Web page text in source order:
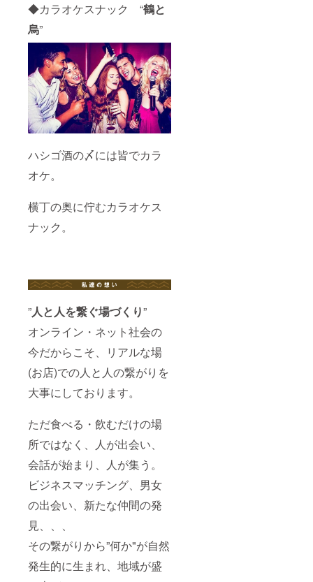
◆カラオケスナック “鶴と
烏”
ハシゴ酒の〆には皆でカラ
オケ。
横丁の奥に佇むカラオケス
ナック。
”人と人を繋ぐ場づくり”
オンライン・ネット社会の
今だからこそ、リアルな場
(お店)での人と人の繋がりを
大事にしております。
ただ食べる・飲むだけの場
所ではなく、人が出会い、
会話が始まり、人が集う。
ビジネスマッチング、男女
の出会い、新たな仲間の発
見、、、
その繋がりから”何か"が自然
発生的に生まれ、地域が盛